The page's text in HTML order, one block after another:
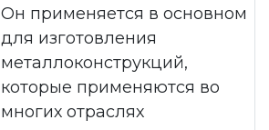
Он применяется в основном
для изготовления
металлоконструкций,
которые применяются во
многих отраслях